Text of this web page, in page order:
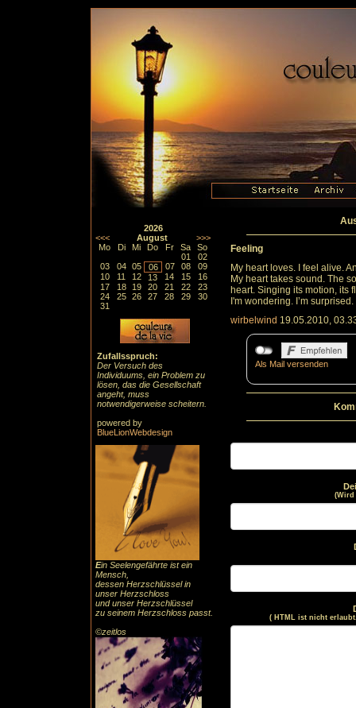
2026
<<<
August
>>>
Mo
Di Mi Do Fr Sa
So
01
02
03
04 05 06 07 08
09
10
11 12 13 14 15
16
17
18 19 20 21 22
23
24
25 26 27 28 29
30
31
Zufallsspruch:
Der Versuch des
Individuums, ein Problem zu
lösen, das die Gesellschaft
angeht, muss
notwendigerweise scheitern.
powered by
BlueLionWebdesign
Ein Seelengefährte ist ein
Mensch,
dessen Herzschlüssel in
unser Herzschloss
und unser Herzschlüssel
zu seinem Herzschloss passt.
©zeitlos
Feeling
My heart loves. I feel alive.
My heart takes sound. The
heart. Singing its motion, its
I'm wondering. I’m surprised.
wirbelwind 19.05.2010,
Als Mail versenden
(Wird
( HTML ist nicht